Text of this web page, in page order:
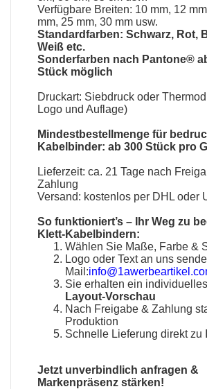
Verfügbare Breiten: 10 mm, 12
mm, 25 mm, 30 mm usw.
Standardfarben: Schwarz, Rot,
Weiß etc.
Sonderfarben nach Pantone®
Stück möglich
Druckart: Siebdruck oder
Logo und Auflage)
Mindestbestellmenge für
Kabelbinder: ab 300 Stück pro
Lieferzeit: ca. 21 Tage nach
Zahlung
Versand: kostenlos per DHL oder
So funktioniert’s – Ihr Weg zu
Klett-Kabelbindern:
Wählen Sie Maße, Farbe &
Logo oder Text an uns
Mail:
Sie erhalten ein
Layout-Vorschau
Nach Freigabe & Zahlung
Produktion
Schnelle Lieferung direkt zu
Jetzt unverbindlich anfragen &
Markenpräsenz stärken!